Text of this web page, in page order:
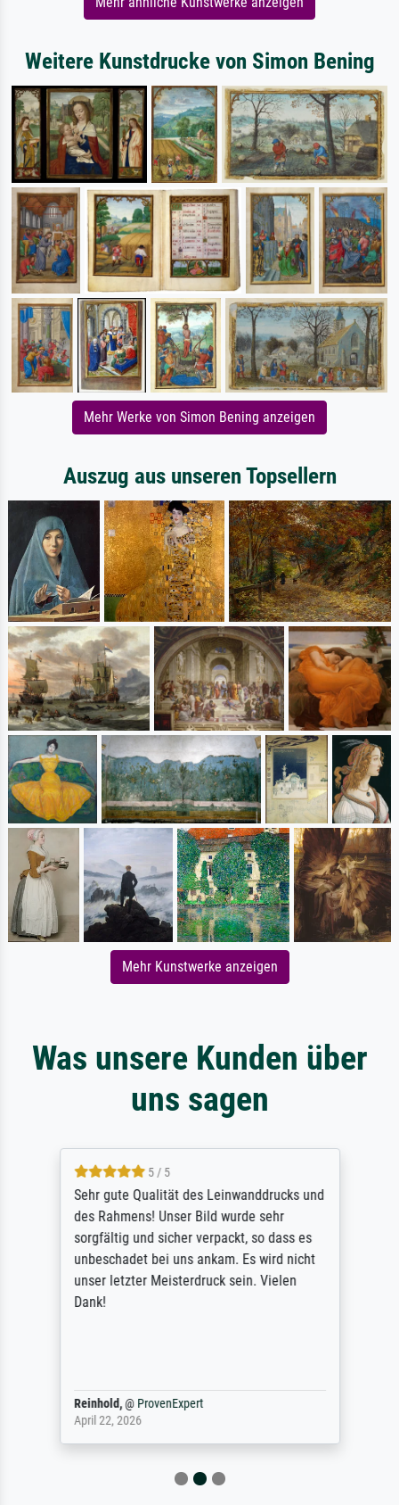
Weitere Kunstdrucke von Simon Bening
Mehr Werke von Simon Bening anzeigen
Auszug aus unseren Topsellern
Mehr Kunstwerke anzeigen
Was unsere Kunden über
uns sagen
5 / 5
Sehr gute Qualität des Leinwanddrucks und
des Rahmens! Unser Bild wurde sehr
sorgfältig und sicher verpackt, so dass es
unbeschadet bei uns ankam. Es wird nicht
unser letzter Meisterdruck sein. Vielen
Dank!
Reinhold,@ ProvenExpert
April 22, 2026